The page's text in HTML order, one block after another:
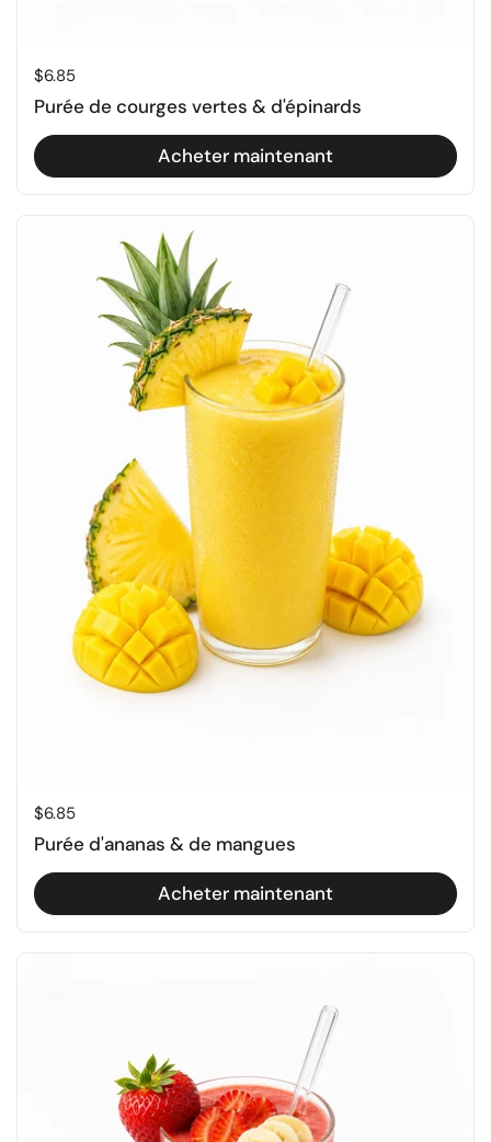
Prix régulier
$6.85
Purée de courges vertes & d'épinards
Acheter maintenant
Prix régulier
$6.85
Purée d'ananas & de mangues
Acheter maintenant